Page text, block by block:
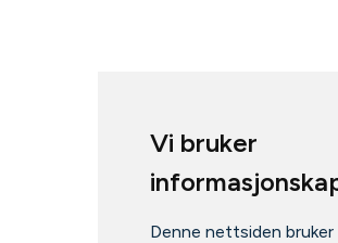
Vi bruker
Denne nettsiden bruker